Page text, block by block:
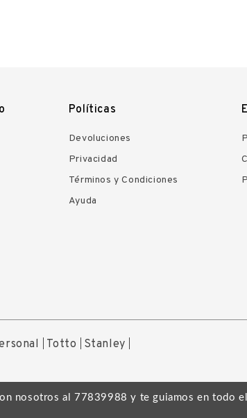
nosotros al 77839988 y te guiamos en todo
Políticas
Devoluciones
Privacidad
Términos y Condiciones
Ayuda
Totto Stanley